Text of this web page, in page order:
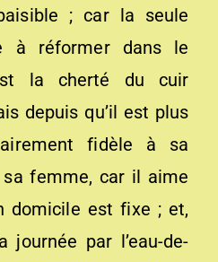
; car la seule
à réformer dans le
la cherté du cuir
depuis qu’il est plus
fidèle à sa
femme, car il aime
domicile est fixe ; et,
journée par l’eau-de-